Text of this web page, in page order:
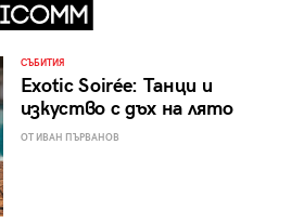
СЪБИТИЯ
Exotic Soirée: Танци и
изкуство с дъх на лято
ОТ ИВАН ПЪРВАНОВ